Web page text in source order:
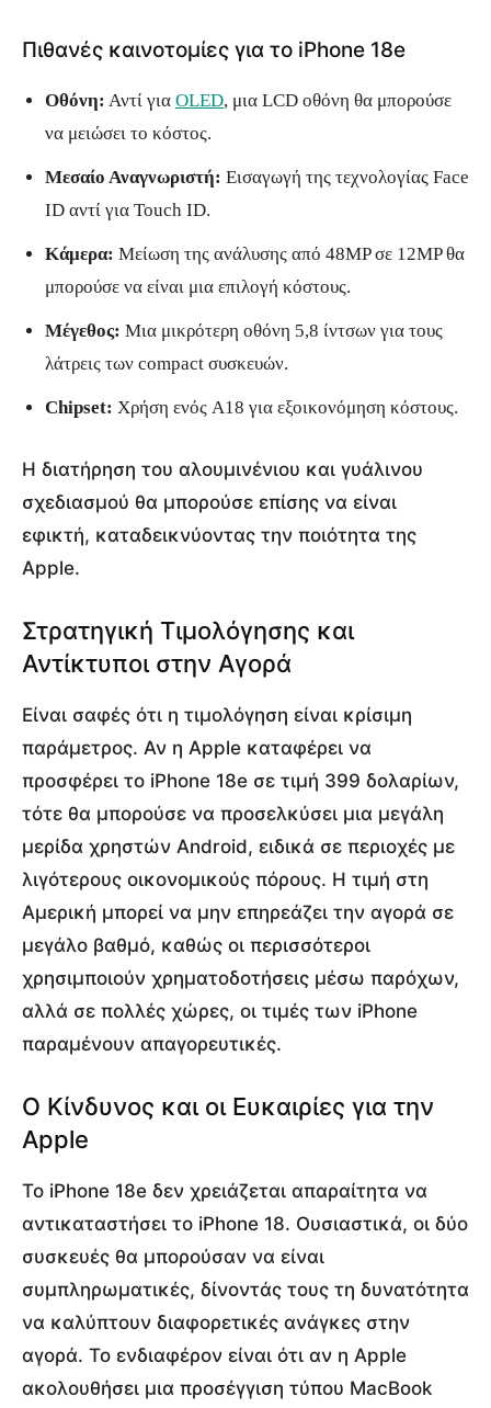
Πιθανές καινοτομίες για το iPhone 18e
Οθόνη: Αντί για OLED, μια LCD οθόνη θα μπορούσε
να μειώσει το κόστος.
Μεσαίο Αναγνωριστή: Εισαγωγή της τεχνολογίας Face
ID αντί για Touch ID.
Κάμερα: Μείωση της ανάλυσης από 48MP σε 12MP θα
μπορούσε να είναι μια επιλογή κόστους.
Μέγεθος: Μια μικρότερη οθόνη 5,8 ίντσων για τους
λάτρεις των compact συσκευών.
Chipset: Χρήση ενός A18 για εξοικονόμηση κόστους.
Η διατήρηση του αλουμινένιου και γυάλινου
σχεδιασμού θα μπορούσε επίσης να είναι
εφικτή, καταδεικνύοντας την ποιότητα της
Apple.
Στρατηγική Τιμολόγησης και
Αντίκτυποι στην Αγορά
Είναι σαφές ότι η τιμολόγηση είναι κρίσιμη
παράμετρος. Αν η Apple καταφέρει να
προσφέρει το iPhone 18e σε τιμή 399 δολαρίων,
τότε θα μπορούσε να προσελκύσει μια μεγάλη
μερίδα χρηστών Android, ειδικά σε περιοχές με
λιγότερους οικονομικούς πόρους. Η τιμή στη
Αμερική μπορεί να μην επηρεάζει την αγορά σε
μεγάλο βαθμό, καθώς οι περισσότεροι
χρησιμποιούν χρηματοδοτήσεις μέσω παρόχων,
αλλά σε πολλές χώρες, οι τιμές των iPhone
παραμένουν απαγορευτικές.
Ο Κίνδυνος και οι Ευκαιρίες για την
Apple
Το iPhone 18e δεν χρειάζεται απαραίτητα να
αντικαταστήσει το iPhone 18. Ουσιαστικά, οι δύο
συσκευές θα μπορούσαν να είναι
συμπληρωματικές, δίνοντάς τους τη δυνατότητα
να καλύπτουν διαφορετικές ανάγκες στην
αγορά. Το ενδιαφέρον είναι ότι αν η Apple
ακολουθήσει μια προσέγγιση τύπου MacBook